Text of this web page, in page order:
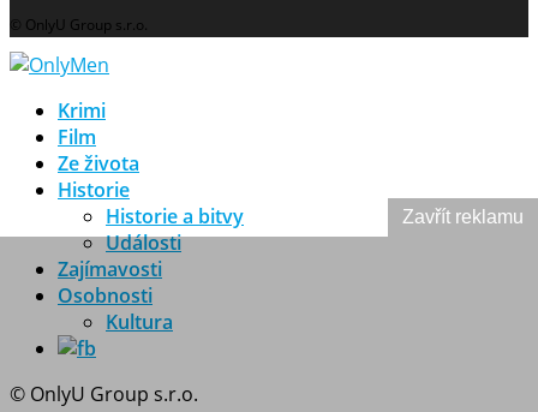
© OnlyU Group s.r.o.
Krimi
Film
Ze života
Historie
Historie a bitvy
Události
Zajímavosti
Osobnosti
Kultura
© OnlyU Group s.r.o.
Zavřít reklamu